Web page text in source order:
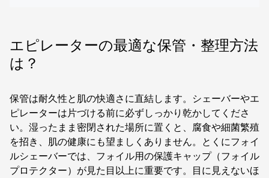
エピレーターの最適な保管・整理方法
は？
保管は耐久性と肌の快適さに直結します。シェーバーやエ
ピレーターは片づける前に必ずしっかり乾かしてくださ
い。湿ったまま密閉された場所に置くと、腐食や細菌繁殖
を招き、肌の健康にも望ましくありません。とくにフォイ
ルシェーバーでは、フォイル用の保護キャップ（フォイル
プロテクター）が見た目以上に重要です。目に見えないほ